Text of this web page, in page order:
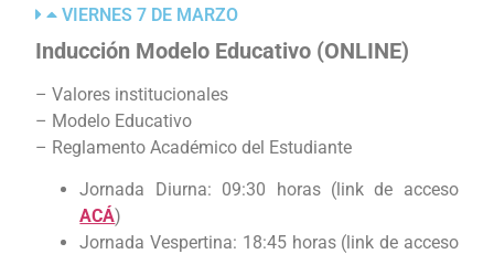
VIERNES 7 DE MARZO
Inducción Modelo Educativo (ONLINE)
– Valores institucionales
– Modelo Educativo
– Reglamento Académico del Estudiante
Jornada Diurna: 09:30 horas (link de acceso
ACÁ)
Jornada Vespertina: 18:45 horas (link de acceso